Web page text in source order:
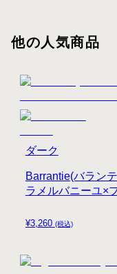
他の人気商品
¥3,260 (税込)
Barrantie(バラン
ラメルバニーユ×
ダーク